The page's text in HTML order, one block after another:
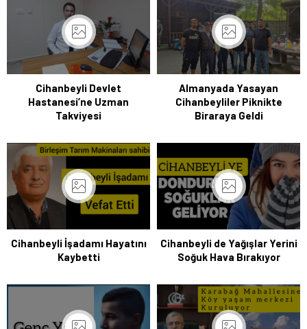
Cihanbeyli Devlet
Hastanesi’ne Uzman
Takviyesi
Almanyada Yasayan
Cihanbeyliler Piknikte
Biraraya Geldi
Cihanbeyli İşadamı Hayatını
Kaybetti
Cihanbeyli de Yağışlar Yerini
Soğuk Hava Bırakıyor